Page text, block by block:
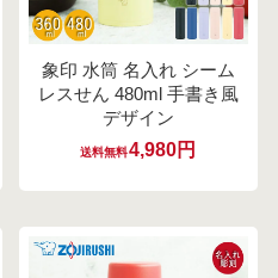
象印 水筒 名入れ シーム
レスせん 480ml 手書き風
デザイン
送料無料4,980円